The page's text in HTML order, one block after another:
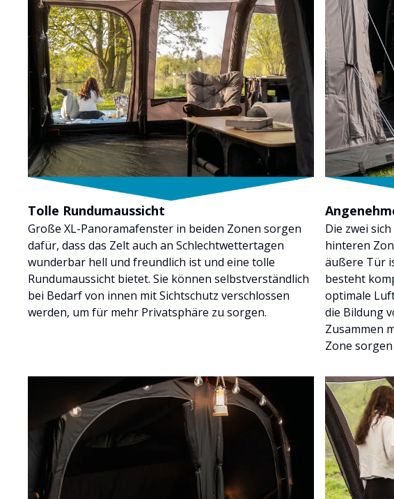
Tolle Rundumaussicht
Große XL-Panoramafenster in beiden Zonen sorgen
dafür, dass das Zelt auch an Schlechtwettertagen
wunderbar hell und freundlich ist und eine tolle
Rundumaussicht bietet. Sie können selbstverständlich
bei Bedarf von innen mit Sichtschutz verschlossen
werden, um für mehr Privatsphäre zu sorgen.
Die zwei
hinteren
äußere Tür
besteht
optimale
die Bildung
Zusammen
Zone